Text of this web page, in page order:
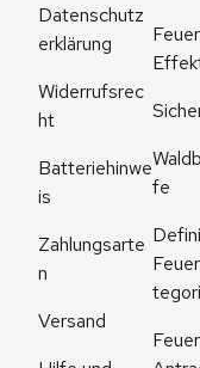
Datenschutz
erklärung
Widerrufsrec
ht
Batteriehinwe
is
Zahlungsarte
n
Versand
fe